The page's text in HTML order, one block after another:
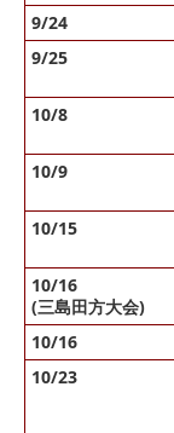
9/24
9/25
10/8
10/9
10/15
10/16
(三島田方大会)
10/16
10/23